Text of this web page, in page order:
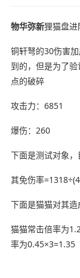
物华弥新狸猫盘进
铜轩弩的30伤害
到的，但是为了
点的破碎
攻击力：6851
爆伤：260
下面是测试对象
其免伤率
下面是猫猫对其
猫猫常击倍率为
率为0.45×3=1.35